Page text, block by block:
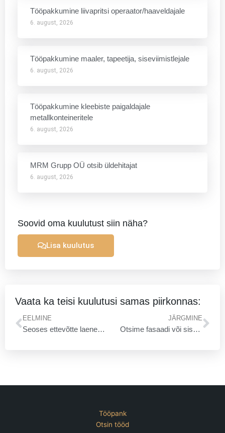
Tööpakkumine liivapritsi operaator/haaveldajale
6. august, 2026
Tööpakkumine maaler, tapeetija, siseviimistlejale
6. august, 2026
Tööpakkumine kleebiste paigaldajale
metallkonteineritele
6. august, 2026
MRM Grupp OÜ otsib üldehitajat
6. august, 2026
Soovid oma kuulutust siin näha?
Lisa kuulutus
Vaata ka teisi kuulutusi samas piirkonnas:
Prev
EELMINE
Seoses ettevõtte laenemisega,otsime uut kullerit meie meeskonda Jõhvi linnast
JÄRGMINE
Otsime fasaadi või sissetööd ehitusel
Tööpank
Otsin tööd